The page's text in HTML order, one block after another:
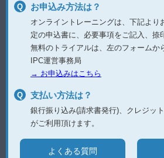
お申込み方法は？
オンライントレーニングは、下記より
定の申込書に、必要事項をご記入、捺
無料のトライアルは、左のフォームか
IPC運営事務局
→ お申込みはこちら
支払い方法は？
銀行振り込み(請求書発行)、クレジット
がご利用頂けます。
よくある質問